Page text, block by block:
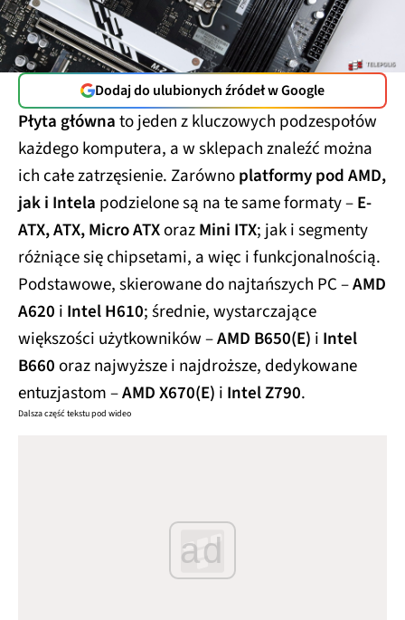
Dodaj do ulubionych źródeł w Google
Płyta głównato jeden z kluczowych podzespołów
każdego komputera, a w sklepach znaleźć można
ich całe zatrzęsienie. Zarównoplatformy pod AMD,
jak i Intela podzielone są na te same formaty –E-
ATX, ATX, Micro ATXorazMini ITX; jak i segmenty
różniące się chipsetami, a więc i funkcjonalnością.
Podstawowe, skierowane do najtańszych PC –AMD
A620 i Intel H610; średnie, wystarczające
większości użytkowników –AMD B650(E) i Intel
B660oraz najwyższe i najdroższe, dedykowane
entuzjastom –AMD X670(E) i Intel Z790.
Dalsza część tekstu pod wideo
ad